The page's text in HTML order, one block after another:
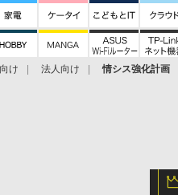
け 法人向け 情シス強化計画